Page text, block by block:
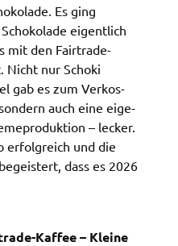
Es ging
eigent­lich
mit den Fair­tra­de-
Nicht nur Scho­ki
gab es zum Verkos­
auch eine eige­
– lecker.
erfolg­reich und die
dass es 2026
Kaffee – Klei­ne
darüber, wie der